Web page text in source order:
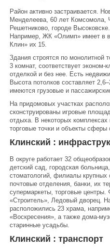
Район активно застраивается.
Менделеева, 60 лет Комсомола,
Решетниково, городе
Например, ЖК «Олимп» имеет в
Клин» их 15.
Здания строятся по монолитной
3 комнат, соответствует эконом-
отделкой и без нее. Есть
Высота потолков составляет
имеются грузовые и
На придомовых участках
сконструированы игровые
отдыха. В некоторых
торговые точки и объекты сферы
Клинский :
В округе работает 32
детский сад, городская
стоматологий, филиалы крупных
почтовые отделения, банки, их
супермаркеты, торговые центры.
«Строитель», Ледовый дворец.
расположились 23 храма,
«Воскресения», а также дома-
старинные усадьбы.
Клинский : транспорт